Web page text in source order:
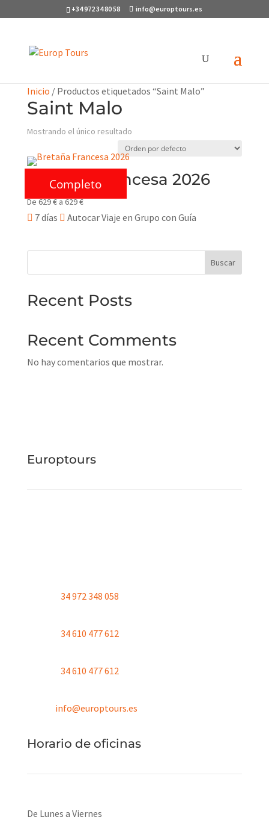
+34 972 34 80 58 info@europtours.es
Inicio / Productos etiquetados “Saint Malo”
Saint Malo
Mostrando el único resultado
Completo
Bretaña Francesa 2026
De629€a629€
7 días Autocar Viaje en Grupo con Guía
Buscar
Recent Posts
Recent Comments
No hay comentarios que mostrar.
Europtours
34 972 348 058
34 610 477 612
34 610 477 612
info@europtours.es
Horario de oficinas
De Lunes a Viernes